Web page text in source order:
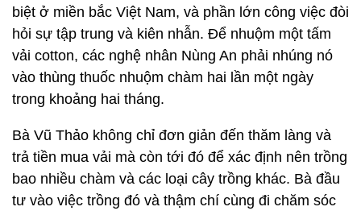
biệt ở miền bắc Việt Nam, và phần lớn công việc đòi
hỏi sự tập trung và kiên nhẫn. Để nhuộm một tấm
vải cotton, các nghệ nhân Nùng An phải nhúng nó
vào thùng thuốc nhuộm chàm hai lần một ngày
trong khoảng hai tháng.
Bà Vũ Thảo không chỉ đơn giản đến thăm làng và
trả tiền mua vải mà còn tới đó để xác định nên trồng
bao nhiều chàm và các loại cây trồng khác. Bà đầu
tư vào việc trồng đó và thậm chí cùng đi chăm sóc